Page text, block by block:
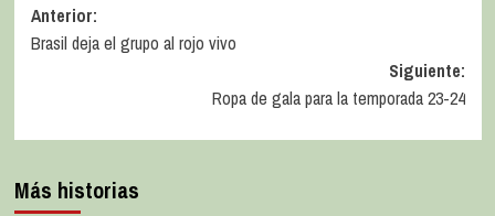
Anterior:
Brasil deja el grupo al rojo vivo
Siguiente:
Ropa de gala para la temporada 23-24
Más historias